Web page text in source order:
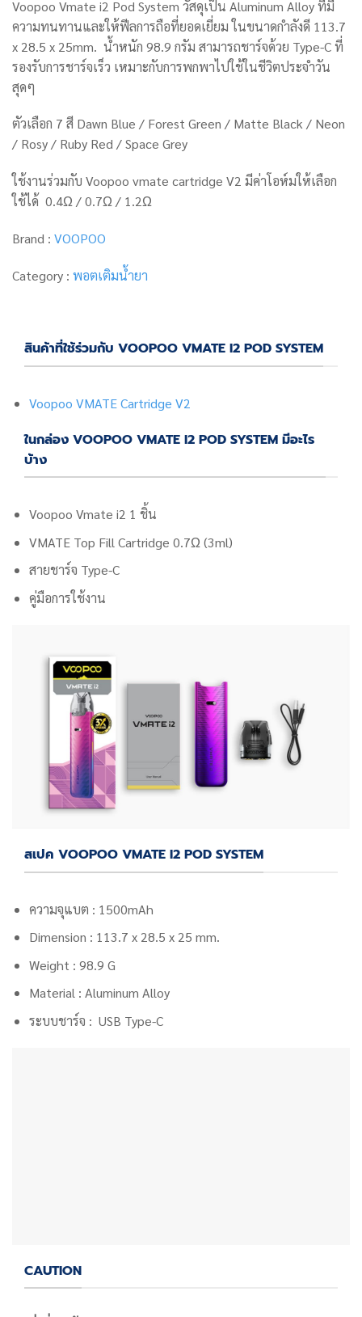
Voopoo Vmate i2 Pod System วัสดุเป็น Aluminum Alloy ที่มี
ความทนทานและให้ฟีลการถือที่ยอดเยี่ยม ในขนาดกำลังดี 113.7
x 28.5 x 25mm. น้ำหนัก 98.9 กรัม สามารถชาร์จด้วย Type-C ที่
รองรับการชาร์จเร็ว เหมาะกับการพกพาไปใช้ในชีวิตประจำวัน
สุดๆ
ตัวเลือก 7 สี Dawn Blue / Forest Green / Matte Black / Neon
/ Rosy / Ruby Red / Space Grey
ใช้งานร่วมกับ Voopoo vmate cartridge V2 มีค่าโอห์มให้เลือก
ใช้ได้ 0.4Ω / 0.7Ω / 1.2Ω
Brand : VOOPOO
Category : พอตเติมน้ำยา
สินค้าที่ใช้ร่วมกับ VOOPOO VMATE I2 POD SYSTEM
Voopoo VMATE Cartridge V2
ในกล่อง VOOPOO VMATE I2 POD SYSTEM มีอะไร
บ้าง
Voopoo Vmate i2 1 ชิ้น
VMATE Top Fill Cartridge 0.7Ω (3ml)
สายชาร์จ Type-C
คู่มือการใช้งาน
สเปค VOOPOO VMATE I2 POD SYSTEM
ความจุแบต : 1500mAh
Dimension : 113.7 x 28.5 x 25 mm.
Weight : 98.9 G
Material : Aluminum Alloy
ระบบชาร์จ : USB Type-C
CAUTION